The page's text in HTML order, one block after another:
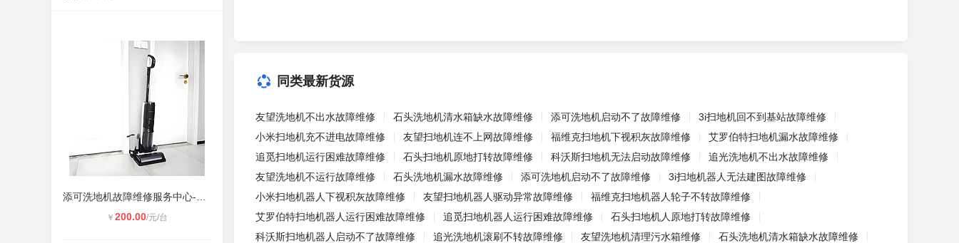
￥ 200.00/元/台
同类最新货源
友望洗地机不出水故障维修 石头洗地机清水箱缺水故障维修 添可洗地机启动不了故障维修
3i扫地机回不到基站故障维修
小米扫地机充不进电故障维修
友望扫地机连不上网故障维修 福维克扫地机下视积灰故障维修
艾罗伯特扫地机漏水故障维修
追觅扫地机运行困难故障维修
石头扫地机原地打转故障维修 科沃斯扫地机无法启动故障维修
追光洗地机不出水故障维修
友望洗地机不运行故障维修
石头洗地机漏水故障维修 添可洗地机启动不了故障维修
3i扫地机器人无法建图故障维修
小米扫地机器人下视积灰故障维修
友望扫地机器人驱动异常故障维修
福维克扫地机器人轮子不转故障维修
艾罗伯特扫地机器人运行困难故障维修
追觅扫地机器人运行困难故障维修
石头扫地机人原地打转故障维修
科沃斯扫地机器人启动不了故障维修
追光洗地机滚刷不转故障维修 友望洗地机清理污水箱维修
石头洗地机清水箱缺水故障维修